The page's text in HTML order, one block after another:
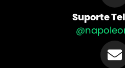
Suporte